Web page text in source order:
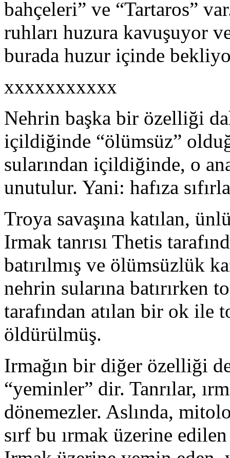
bahçeleri” ve “Tartaros”
ruhları huzura kavuşuyor
burada huzur içinde
xxxxxxxxxxx
Nehrin başka bir özelliği
içildiğinde “ölümsüz”
sularından içildiğinde, o
unutulur. Yani: hafıza
Troya savaşına katılan,
Irmak tanrısı Thetis
batırılmış ve ölümsüzlük
nehrin sularına batırırken
tarafından atılan bir ok ile
öldürülmüş.
Irmağın bir diğer özelliği
“yeminler” dir. Tanrılar,
dönemezler. Aslında,
sırf bu ırmak üzerine